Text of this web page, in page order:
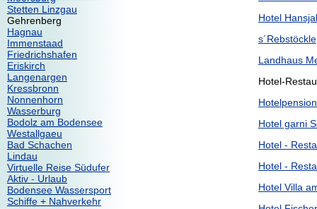
Stetten Linzgau
Gehrenberg
Hagnau
Immenstaad
Friedrichshafen
Eriskirch
Langenargen
Kressbronn
Nonnenhorn
Wasserburg
Bodolz am Bodensee
Westallgaeu
Bad Schachen
Lindau
Virtuelle Reise Südufer
Aktiv - Urlaub
Bodensee Wassersport
Schiffe + Nahverkehr
Hotel
s´Rebstöckle
Landhaus
Hotel-
Hotel garni
Hotel -
Hotel -
Hotel Villa